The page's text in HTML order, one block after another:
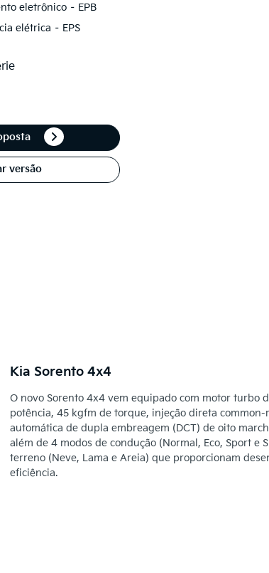
eletrônico – EPB
elétrica – EPS
versão
Kia Sorento 4x4
O novo Sorento 4x4 vem equipado com motor turbo
potência, 45 kgfm de torque, injeção direta
automática de dupla embreagem (DCT) de oito
além de 4 modos de condução (Normal, Eco, Sport e
terreno (Neve, Lama e Areia) que proporcionam
eficiência.